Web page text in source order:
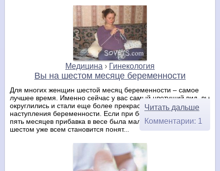
Медицина › Гинекология
Вы на шестом месяце беременности
Для многих женщин шестой месяц беременности – самое
лучшее время. Именно сейчас у вас самый цветущий вид, вы
округлились и стали еще более прекрасны, чем до
наступления беременности. Если при беременности сроком
пять месяцев прибавка в весе была мало заметна, то на
шестом уже всем становится понят...
Читать дальше
Комментарии: 1